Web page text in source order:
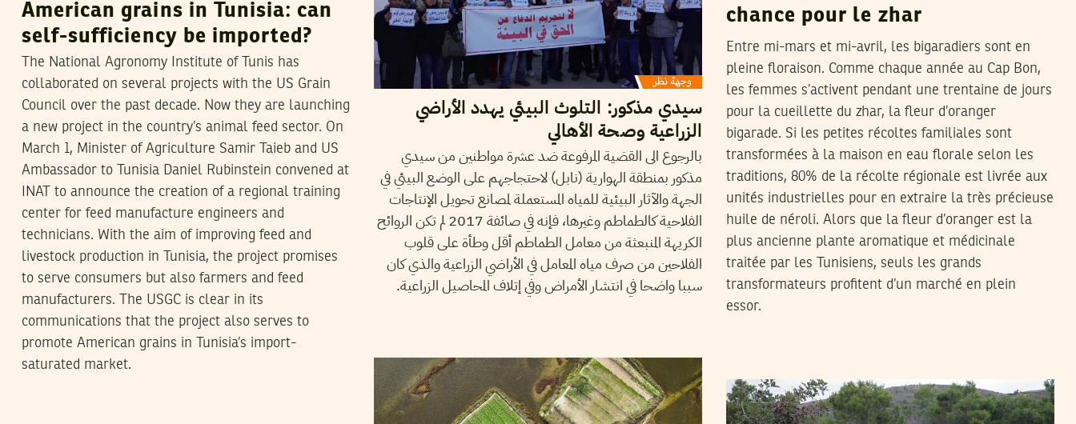
chance pour le zhar
Entre mi-mars et mi-avril, les bigaradiers sont en
pleine floraison. Comme chaque année au Cap Bon,
les femmes s’activent pendant une trentaine de jours
pour la cueillette du zhar, la fleur d’oranger
bigarade. Si les petites récoltes familiales sont
transformées à la maison en eau florale selon les
traditions, 80% de la récolte régionale est livrée aux
unités industrielles pour en extraire la très précieuse
huile de néroli. Alors que la fleur d’oranger est la
plus ancienne plante aromatique et médicinale
traitée par les Tunisiens, seuls les grands
transformateurs profitent d’un marché en plein
essor.
American grains in Tunisia: can
self-sufficiency be imported?
The National Agronomy Institute of Tunis has
collaborated on several projects with the US Grain
Council over the past decade. Now they are launching
a new project in the country’s animal feed sector. On
March 1, Minister of Agriculture Samir Taieb and US
Ambassador to Tunisia Daniel Rubinstein convened at
INAT to announce the creation of a regional training
center for feed manufacture engineers and
technicians. With the aim of improving feed and
livestock production in Tunisia, the project promises
to serve consumers but also farmers and feed
manufacturers. The USGC is clear in its
communications that the project also serves to
promote American grains in Tunisia’s import-
saturated market.
سيدي مذكور: التلوث البيئي يهدد الأراضي
الزراعية وصحة الأهالي
بالرجوع الى القضية المرفوعة ضد عشرة مواطنين من سيدي
مذكور بمنطقة الهوارية (نابل) لاحتجاجهم على الوضع البيئي في
الجهة والآثار البيئية للمياه المستعملة لمصانع تحويل الإنتاجات
الفلاحية كالطماطم وغيرها، فإنه في صائفة 2017 لم تكن الروائح
الكريهة المنبعثة من معامل الطماطم أقل وطأة على قلوب
الفلاحين من صرف مياه المعامل في الأراضي الزراعية والذي كان
سببا واضحا في انتشار الأمراض وفي إتلاف المحاصيل الزراعية.